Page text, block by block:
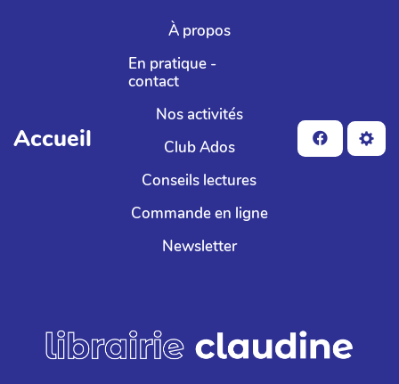
Aller au contenu principal
Accueil
À propos
En pratique -
contact
Nos activités
Club Ados
Conseils lectures
Commande en ligne
Newsletter